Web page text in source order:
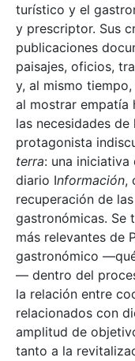
turístico y el
y prescriptor. Sus
publicaciones
paisajes, oficios,
y, al mismo
al mostrar empatía
las necesidades
protagonista
terra: una iniciativa
diario Información,
recuperación de
gastronómicas. Se
más relevantes de
gastronómico
— dentro del
la relación entre
relacionados con
amplitud de
tanto a la